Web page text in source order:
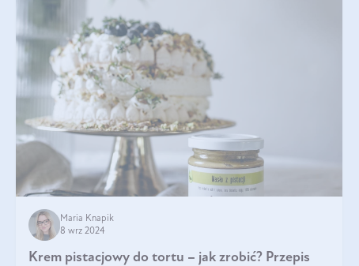
Maria Knapik
8 wrz 2024
Krem pistacjowy do tortu – jak zrobić? Przepis